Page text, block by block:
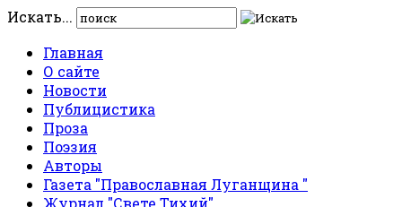
Искать...
Главная
О сайте
Новости
Публицистика
Проза
Поэзия
Авторы
Газета "Православная Луганщина "
Журнал "Свете Тихий"